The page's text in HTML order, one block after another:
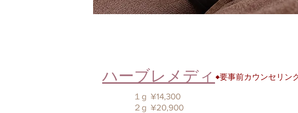
​♦︎要事前カウンセリン
​ハーブレメディ
１g ¥14,300
​２g ¥20,900